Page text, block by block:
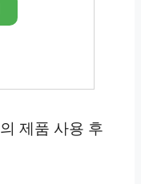
의 제품 사용 후